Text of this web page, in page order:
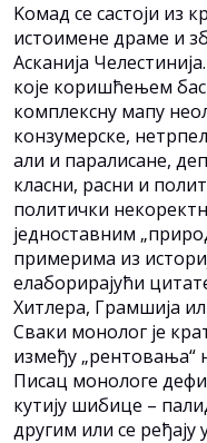
Kомад се састоји из
истоимене драме и
Асканија
које коришћењем
комплексну мапу
конзумерске,
али и паралисане,
класни, расни и
политички
једноставним
примерима из
елаборирајући
Хитлера, Грамшија
Сваки монолог је
између „рентовања“
Писац монологе
кутију шибице –
другим или се ређају